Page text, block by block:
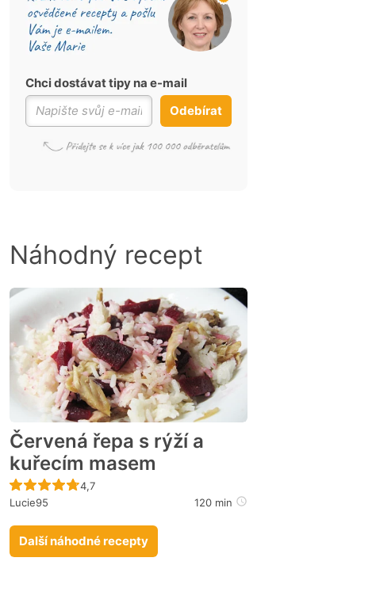
Chci dostávat tipy na e-mail
Odebírat
Náhodný recept
Červená řepa s rýží a
kuřecím masem
Recept ještě nebyl hodnocen
4,7
Lucie95
120 min
Další náhodné recepty